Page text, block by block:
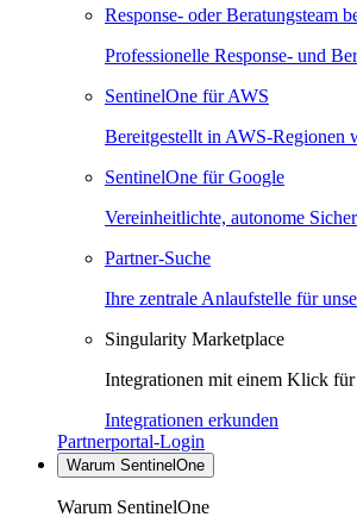
Response- oder Beratungsteam
Professionelle Response- und
SentinelOne für AWS
Bereitgestellt in AWS-Regionen
SentinelOne für Google
Vereinheitlichte, autonome
Partner-Suche
Ihre zentrale Anlaufstelle für
Singularity Marketplace
Integrationen mit einem Klick
Integrationen erkunden
Partnerportal-Login
Warum SentinelOne
Warum SentinelOne